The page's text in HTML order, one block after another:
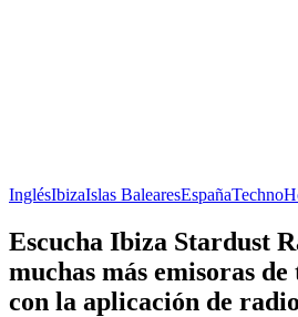
InglésIbizaIslas BalearesEspañaTechno
Escucha Ibiza Stardust
muchas más emisoras
con la aplicación de